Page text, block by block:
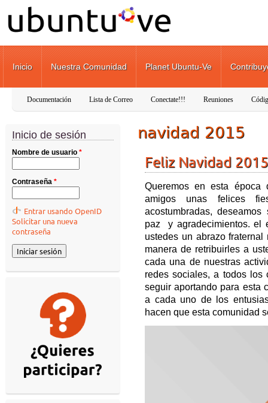
Pasar al contenido principal
Inicio Nuestra Comunidad Planet Ubuntu-Ve
Documentación Lista de Correo Conectate!!! Reuniones
Inicio de sesión
Nombre de usuario *
Contraseña *
Entrar usando OpenID
Solicitar una nueva
contraseña
navidad 2015
Feliz Navidad
Queremos en esta época
amigos unas felices
acostumbradas,
paz y agradecimientos. el
ustedes un abrazo
manera de retribuirles a
cada una de nuestras
redes sociales, a todos los
seguir aportando para esta
a cada uno de los
hacen que esta comunidad